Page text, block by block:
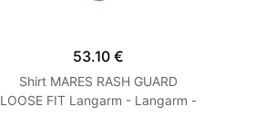
53.10 €
Shirt MARES RASH GUARD
LOOSE FIT Langarm - Langarm -